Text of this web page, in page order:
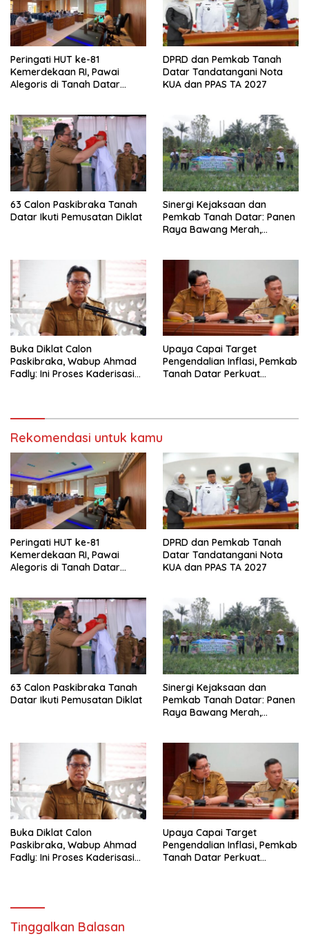
Peringati HUT ke-81
Kemerdekaan RI, Pawai
Alegoris di Tanah Datar
DPRD dan Pemkab Tanah
Datar Tandatangani Nota
KUA dan PPAS TA 2027
63 Calon Paskibraka Tanah
Datar Ikuti Pemusatan Diklat
Sinergi Kejaksaan dan
Pemkab Tanah Datar: Panen
Raya Bawang Merah,
Buka Diklat Calon
Paskibraka, Wabup Ahmad
Fadly: Ini Proses Kaderisasi
Upaya Capai Target
Pengendalian Inflasi, Pemkab
Tanah Datar Perkuat
Rekomendasi untuk kamu
Peringati HUT ke-81
Kemerdekaan RI, Pawai
Alegoris di Tanah Datar
DPRD dan Pemkab Tanah
Datar Tandatangani Nota
KUA dan PPAS TA 2027
63 Calon Paskibraka Tanah
Datar Ikuti Pemusatan Diklat
Sinergi Kejaksaan dan
Pemkab Tanah Datar: Panen
Raya Bawang Merah,
Buka Diklat Calon
Paskibraka, Wabup Ahmad
Fadly: Ini Proses Kaderisasi
Upaya Capai Target
Pengendalian Inflasi, Pemkab
Tanah Datar Perkuat
Tinggalkan Balasan